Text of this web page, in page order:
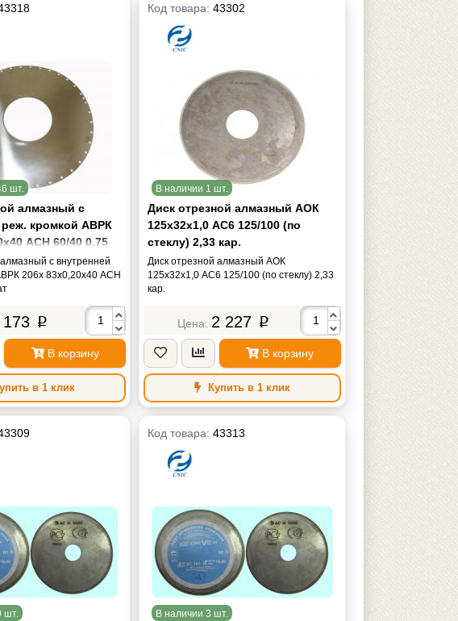
шт.
алмазный с
реж. кромкой АВРК
АСН 60/40 0,75
с внутренней
206х 83х0,20х40 АСН
173 p
В корзину
в 1 клик
Код товара:43302
В наличии 1 шт.
Диск отрезной алмазный АОК
125х32х1,0 АС6 125/100 (по
стеклу) 2,33 кар.
Диск отрезной алмазный АОК
125х32х1,0 АС6 125/100 (по стеклу) 2,33
кар.
2 227 p
В корзину
Купить в 1 клик
шт.
Код товара:43313
В наличии 3 шт.